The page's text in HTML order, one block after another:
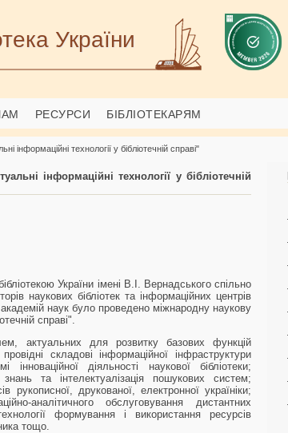
України
РЕСУРСИ БІБЛІОТЕКАРЯМ
інформаційні технології у бібліотечній справі"
інформаційні технології у бібліотечній
України імені В.І. Вернадського спільно
наукових бібліотек та інформаційних центрів
наук було проведено міжнародну наукову
справі".
актуальних для розвитку базових функцій
складові інформаційної інфраструктури
діяльності наукової бібліотеки;
знань та інтелектуалізація пошукових систем;
рукописної, друкованої, електронної україніки;
аналітичного обслуговування дистантних
формування і використання ресурсів
тощо.